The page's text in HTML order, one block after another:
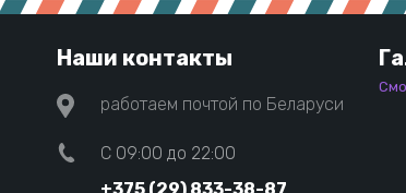
Наши контакты
работаем почтой по Беларуси
C 09:00 до 22:00